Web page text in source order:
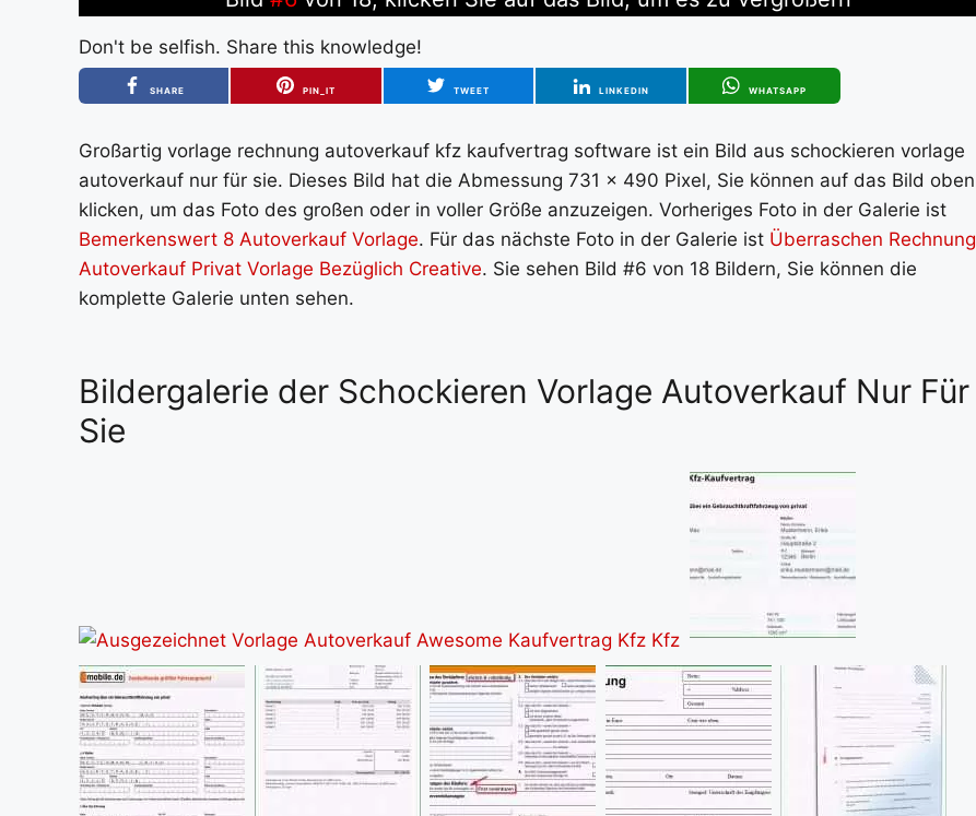
Don't be selfish. Share this knowledge!
SHARE PIN_IT TWEET LINKEDIN WHATSAPP
Großartig vorlage rechnung autoverkauf kfz kaufvertrag software ist ein Bild aus schockieren vorlage
autoverkauf nur für sie. Dieses Bild hat die Abmessung 731 x 490 Pixel, Sie können auf das Bild oben
klicken, um das Foto des großen oder in voller Größe anzuzeigen. Vorheriges Foto in der Galerie ist
Bemerkenswert 8 Autoverkauf Vorlage. Für das nächste Foto in der Galerie ist Überraschen Rechnung
Autoverkauf Privat Vorlage Bezüglich Creative. Sie sehen Bild #6 von 18 Bildern, Sie können die
komplette Galerie unten sehen.
Bildergalerie der Schockieren Vorlage Autoverkauf Nur Für
Sie